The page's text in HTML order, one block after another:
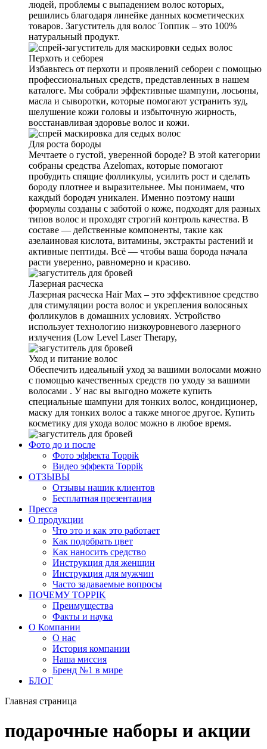
людей, проблемы с выпадением волос которых,
решились благодаря линейке данных косметических
товаров. Загуститель для волос Топпик – это 100%
натуральный продукт.
Перхоть и себорея
Избавьтесь от перхоти и проявлений себореи с помощью
профессиональных средств, представленных в нашем
каталоге. Мы собрали эффективные шампуни, лосьоны,
масла и сыворотки, которые помогают устранить зуд,
шелушение кожи головы и избыточную жирность,
восстанавливая здоровье волос и кожи.
Для роста бороды
Мечтаете о густой, уверенной бороде? В этой категории
собраны средства Azelomax, которые помогают
пробудить спящие фолликулы, усилить рост и сделать
бороду плотнее и выразительнее. Мы понимаем, что
каждый бородач уникален. Именно поэтому наши
формулы созданы с заботой о коже, подходят для разных
типов волос и проходят строгий контроль качества. В
составе — действенные компоненты, такие как
азелаиновая кислота, витамины, экстракты растений и
активные пептиды. Всё — чтобы ваша борода начала
расти уверенно, равномерно и красиво.
Лазерная расческа
Лазерная расческа Hair Max – это эффективное средство
для стимуляции роста волос и укрепления волосяных
фолликулов в домашних условиях. Устройство
использует технологию низкоуровневого лазерного
излучения (Low Level Laser Therapy,
Уход и питание волос
Обеспечить идеальный уход за вашими волосами можно
с помощью качественных средств по уходу за вашими
волосами . У нас вы выгодно можете купить
специальные шампуни для тонких волос, кондиционер,
маску для тонких волос а также многое другое. Купить
косметику для ухода волос можно в любое время.
Фото до и после
Фото эффекта Toppik
Видео эффекта Toppik
ОТЗЫВЫ
Отзывы нашик клиентов
Бесплатная презентация
Пресса
О продукции
Что это и как это работает
Как подобрать цвет
Как наносить средство
Инструкция для женщин
Инструкция для мужчин
Часто задаваемые вопросы
ПОЧЕМУ TOPPIK
Преимущества
Факты и наука
О Компании
О нас
История компании
Наша миссия
Бренд №1 в мире
БЛОГ
Главная страница
подарочные наборы и акции